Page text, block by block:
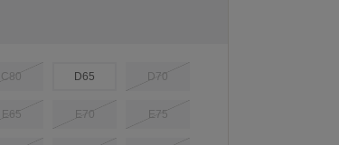
C80 D65 D70
E65 E70 E75